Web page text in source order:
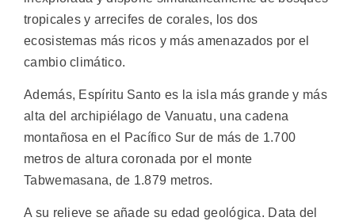
tropicales y arrecifes de corales, los dos
ecosistemas más ricos y más amenazados por el
cambio climático.
Además, Espíritu Santo es la isla más grande y más
alta del archipiélago de Vanuatu, una cadena
montañosa en el Pacífico Sur de más de 1.700
metros de altura coronada por el monte
Tabwemasana, de 1.879 metros.
A su relieve se añade su edad geológica. Data del